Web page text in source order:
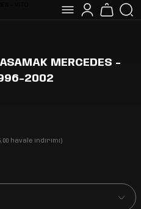
MERCEDES -
2002
havale indirimi)